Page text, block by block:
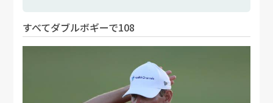
すべてダブルボギーで108